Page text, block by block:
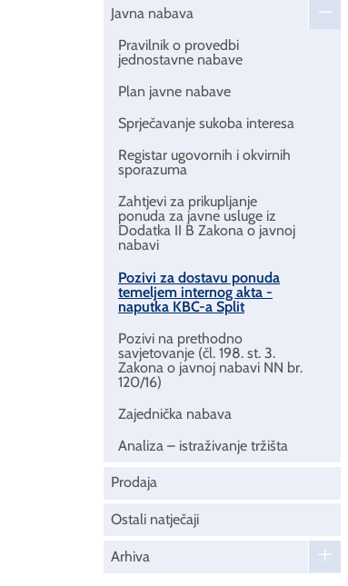
Javna nabava
Pravilnik o provedbi
jednostavne nabave
Plan javne nabave
Sprječavanje sukoba interesa
Registar ugovornih i okvirnih
sporazuma
Zahtjevi za prikupljanje
ponuda za javne usluge iz
Dodatka II B Zakona o javnoj
nabavi
Pozivi za dostavu ponuda
temeljem internog akta -
naputka KBC-a Split
Pozivi na prethodno
savjetovanje (čl. 198. st. 3.
Zakona o javnoj nabavi NN br.
120/16)
Zajednička nabava
Analiza – istraživanje tržišta
Prodaja
Ostali natječaji
Arhiva